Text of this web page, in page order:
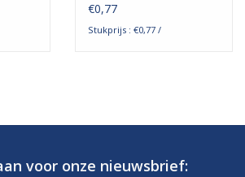
en
€0,77
Stukprijs : €0,77 /
voor onze nieuwsbrief: